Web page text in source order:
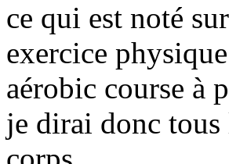
ce qui est noté
exercice
aérobic course à
je dirai donc tous